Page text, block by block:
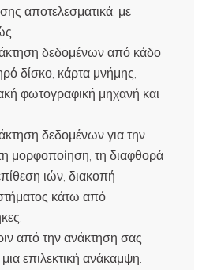
αποτελεσματικά, με
δεδομένων από κάδο
δίσκο, κάρτα μνήμης,
φωτογραφική μηχανή και
δεδομένων για την
μορφοποίηση, τη διαφθορά
ιών, διακοπή
κάτω από
από την ανάκτηση σας
επιλεκτική ανάκαμψη.